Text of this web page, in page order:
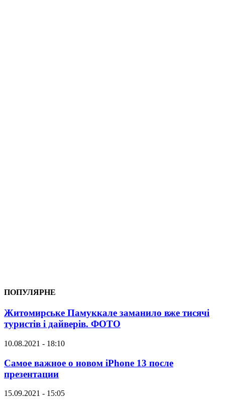
ПОПУЛЯРНЕ
Житомирське Памуккале заманило вже тисячі
туристів і дайверів. ФОТО
10.08.2021 - 18:10
Самое важное о новом iPhone 13 после
презентации
15.09.2021 - 15:05